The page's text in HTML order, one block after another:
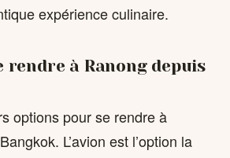
expérience culinaire.
rendre à Ranong depuis
options pour se rendre à
L’avion est l’option la